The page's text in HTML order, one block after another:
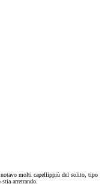
notavo molti capellippiù del solito, tipo
arretrando.